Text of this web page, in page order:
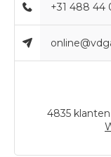
+31 488 44
4835